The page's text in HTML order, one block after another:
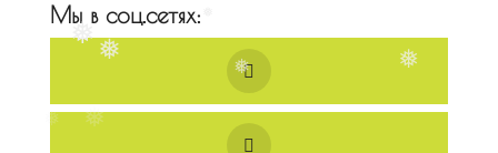
❅
❅ ❅
❅
❅
❅
❅
Мы в соц.сетях: